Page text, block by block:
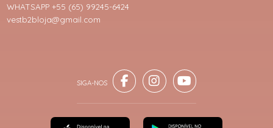
WHATSAPP +55 (65) 99245-6424
vestb2bloja@gmail.com